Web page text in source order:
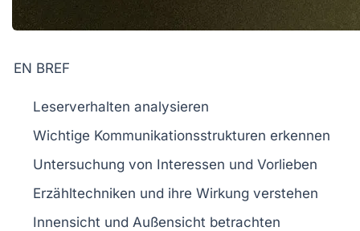
EN BREF
Leserverhalten analysieren
Wichtige Kommunikationsstrukturen erkennen
Untersuchung von Interessen und Vorlieben
Erzähltechniken und ihre Wirkung verstehen
Innensicht und Außensicht betrachten